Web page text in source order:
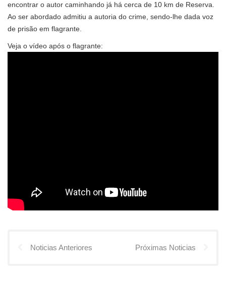
encontrar o autor caminhando já há cerca de 10 km de Reserva.
Ao ser abordado admitiu a autoria do crime, sendo-lhe dada voz
de prisão em flagrante.
Veja o vídeo após o flagrante:
Noticias Anteriores Próximas Noticias